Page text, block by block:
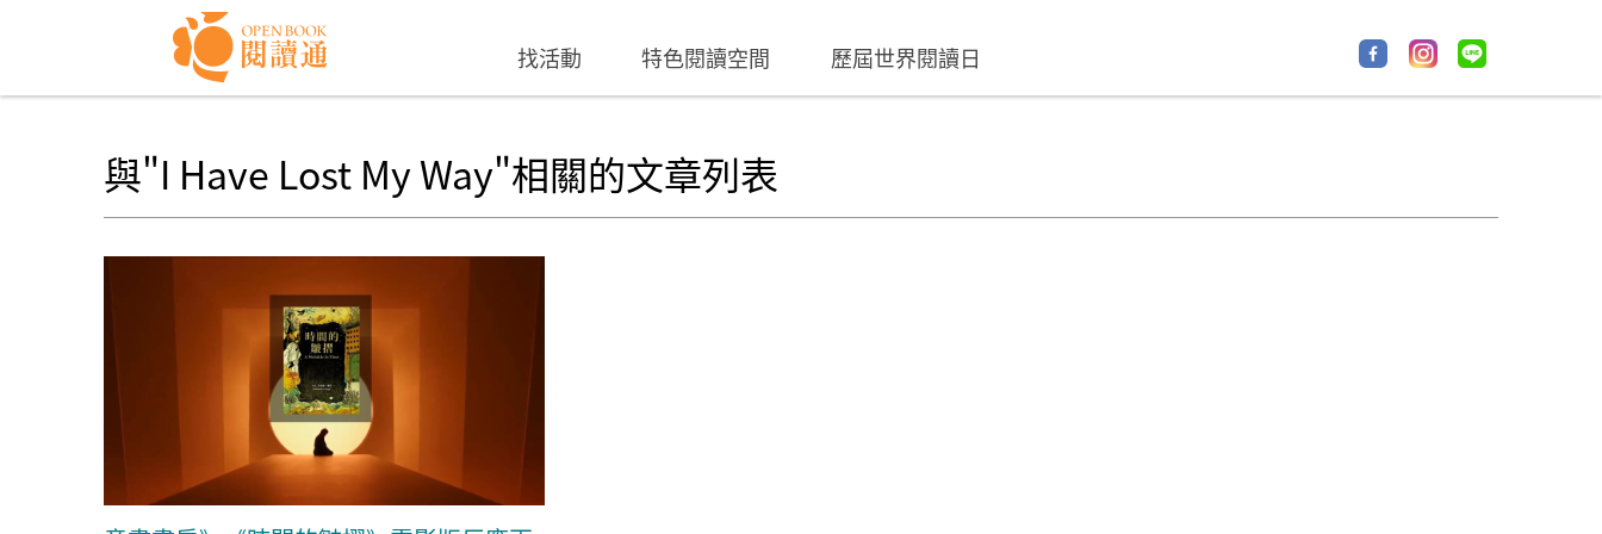
找活動 特色閱讀空間 歷屆世界閱讀日
與"I Have Lost My Way"相關的文章列表